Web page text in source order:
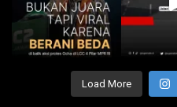
Load More